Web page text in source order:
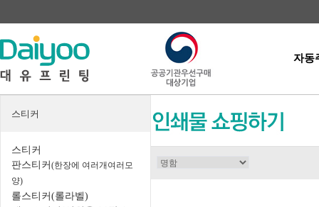
자동
스티커
스티커
판스티커 (한장에 여러개여러모
양)
롤스티커(롤라벨)